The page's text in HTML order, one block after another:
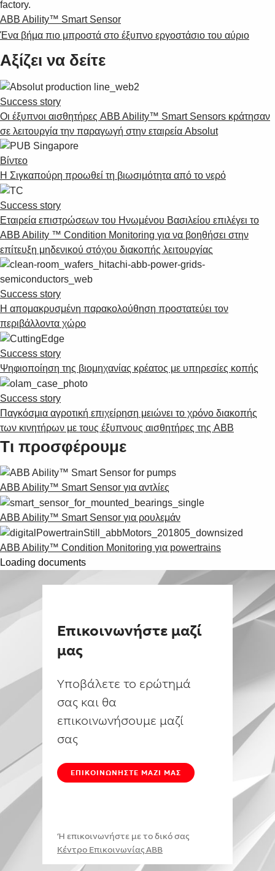
ABB Ability™ Smart Sensor
Ένα βήμα πιο μπροστά στο έξυπνο εργοστάσιο του αύριο
Αξίζει να δείτε
Success story
Οι έξυπνοι αισθητήρες ABB Ability™ Smart Sensors κράτησαν
σε λειτουργία την παραγωγή στην εταιρεία Absolut
Βίντεο
Η Σιγκαπούρη προωθεί τη βιωσιμότητα από το νερό
Success story
Εταιρεία επιστρώσεων του Ηνωμένου Βασιλείου επιλέγει το
ABB Ability ™ Condition Monitoring για να βοηθήσει στην
επίτευξη μηδενικού στόχου διακοπής λειτουργίας
Success story
Η απομακρυσμένη παρακολούθηση προστατεύει τον
περιβάλλοντα χώρο
Success story
Ψηφιοποίηση της βιομηχανίας κρέατος με υπηρεσίες κοπής
Success story
Παγκόσμια αγροτική επιχείρηση μειώνει το χρόνο διακοπής
των κινητήρων με τους έξυπνους αισθητήρες της ABB
Τι προσφέρουμε
ABB Ability™ Smart Sensor για αντλίες
ABB Ability™ Smart Sensor για ρουλεμάν
ABB Ability™ Condition Monitoring για powertrains
Loading documents
Επικοινωνήστε μαζί
μας
Υποβάλετε το ερώτημά
σας και θα
επικοινωνήσουμε μαζί
σας
ΕΠΙΚΟΙΝΩΝΉΣΤΕ ΜΑΖΊ ΜΑΣ
Ή επικοινωνήστε με το δικό σας
Κέντρο Επικοινωνίας ABB